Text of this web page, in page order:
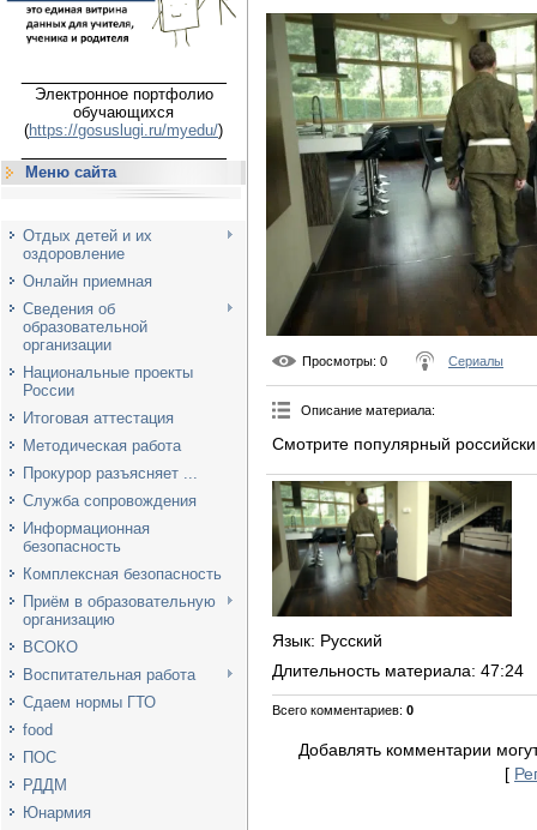
Электронное портфолио
обучающихся
(https://gosuslugi.ru/myedu/)
Меню сайта
Отдых детей и их
оздоровление
Онлайн приемная
Сведения об
образовательной
организации
Национальные проекты
России
Итоговая аттестация
Методическая работа
Прокурор разъясняет ...
Служба сопровождения
Информационная
безопасность
Комплексная безопасность
Приём в образовательную
организацию
ВСОКО
Воспитательная работа
Сдаем нормы ГТО
food
ПОС
РДДМ
Юнармия
Просмотры: 0 Сериалы
Описание материала:
Смотрите популярный
Язык: Русский
Длительность материала: 47:24
Всего комментариев: 0
Добавлять комментарии
[